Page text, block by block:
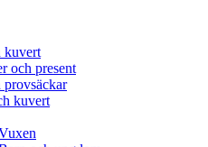
kuvert
och present
provsäckar
kuvert